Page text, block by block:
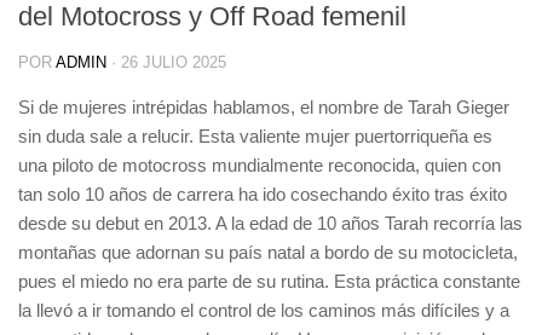
del Motocross y Off Road femenil
POR ADMIN · 26 JULIO 2025
Si de mujeres intrépidas hablamos, el nombre de Tarah Gieger
sin duda sale a relucir. Esta valiente mujer puertorriqueña es
una piloto de motocross mundialmente reconocida, quien con
tan solo 10 años de carrera ha ido cosechando éxito tras éxito
desde su debut en 2013. A la edad de 10 años Tarah recorría las
montañas que adornan su país natal a bordo de su motocicleta,
pues el miedo no era parte de su rutina. Esta práctica constante
la llevó a ir tomando el control de los caminos más difíciles y a